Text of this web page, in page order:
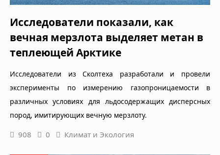
Исследователи показали, как
вечная мерзлота выделяет метан в
теплеющей Арктике
Исследователи из Сколтеха разработали и провели
эксперименты по измерению газопроницаемости в
различных условиях для льдосодержащих дисперсных
пород, имитирующих вечную мерзлоту.
908 0 Климат и Экология